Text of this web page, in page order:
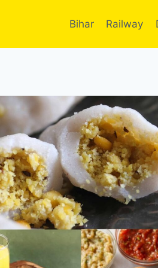
Bihar Railway